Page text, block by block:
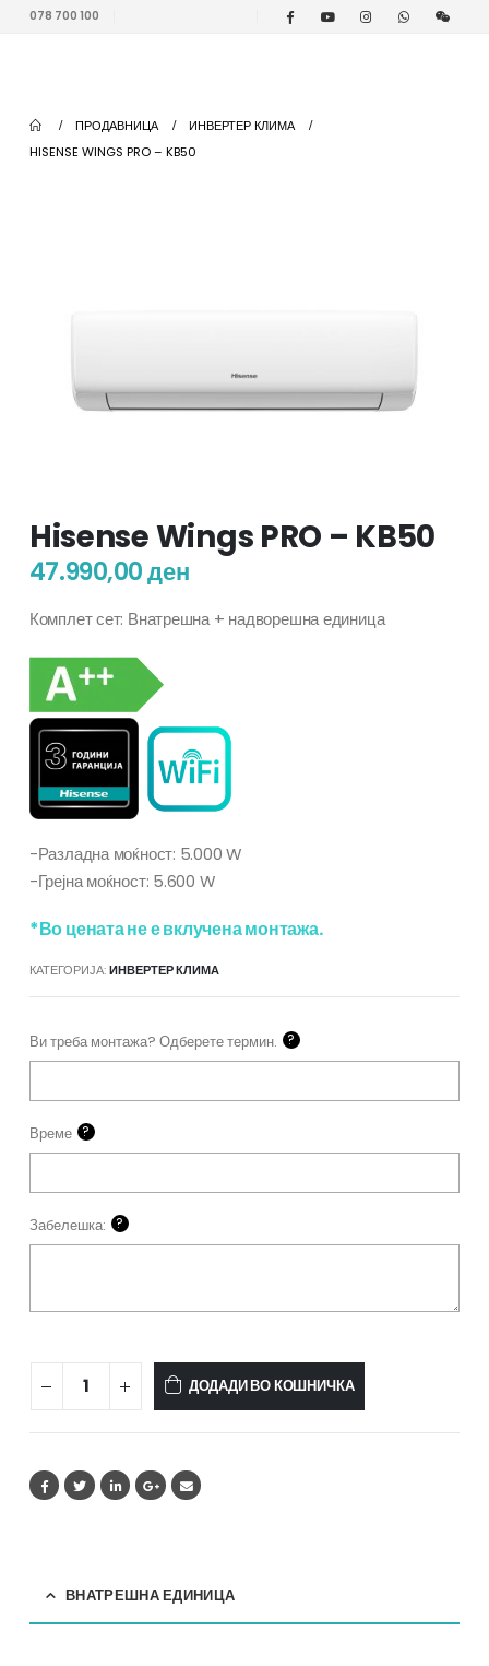
078 700 100
ПРОДАВНИЦА
ИНВЕРТЕР КЛИМА
HISENSE WINGS PRO – KB50
Hisense Wings PRO – KB50
47.990,00ден
Комплет сет: Внатрешна + надворешна единица
-Разладна моќност: 5.000 W
-Грејна моќност: 5.600 W
*Во цената не е вклучена монтажа.
КАТЕГОРИЈА:ИНВЕРТЕР КЛИМА
Ви треба монтажа? Одберете термин. ?
Време ?
Забелешка: ?
Wings
PRO
-
quantity
ДОДАДИ ВО КОШНИЧКА
ВНАТРЕШНА ЕДИНИЦА